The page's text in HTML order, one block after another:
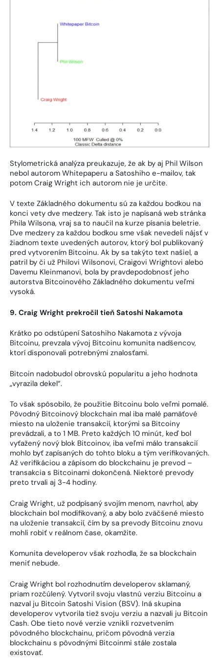
Stylometrická analýza preukazuje, že ak by aj Phil Wilson
nebol autorom Whitepaperu a Satoshiho e-mailov, tak
potom Craig Wright ich autorom nie je určite.
V texte Základného dokumentu sú za každou bodkou na
konci vety dve medzery. Tak isto je napísaná web stránka
Phila Wilsona, vraj sa to naučil na kurze písania beletrie.
Dve medzery za každou bodkou sme však nevedeli nájsť v
žiadnom texte uvedených autorov, ktorý bol publikovaný
pred vytvorením Bitcoinu. Ak by sa takýto text našiel, a
patril by či už Philovi Wilsonovi, Craigovi Wrightovi alebo
Davemu Kleinmanovi, bola by pravdepodobnosť jeho
autorstva Bitcoinového Základného dokumentu veľmi
vysoká.
9. Craig Wright prekročil tieň Satoshi Nakamota
Krátko po odstúpení Satoshiho Nakamota z vývoja
Bitcoinu, prevzala vývoj Bitcoinu komunita nadšencov,
ktorí disponovali potrebnými znalosťami.
Bitcoin nadobudol obrovskú popularitu a jeho hodnota
„vyrazila dekel“.
To však spôsobilo, že použitie Bitcoinu bolo veľmi pomalé.
Pôvodný Bitcoinový blockchain mal iba malé pamäťové
miesto na uloženie transakcií, ktorými sa Bitcoiny
prevádzali, a to 1 MB. Preto každých 10 minút, keď bol
vyťažený nový blok Bitcoinov, iba veľmi málo transakcií
mohlo byť zapísaných do tohto bloku a tým verifikovaných.
Až verifikáciou a zápisom do blockchainu je prevod –
transakcia s Bitcoinami dokončená. Niektoré prevody
preto trvali aj 3-4 hodiny.
Craig Wright, už podpísaný svojím menom, navrhol, aby
blockchain bol modifikovaný, a aby bolo zväčšené miesto
na uloženie transakcií, čím by sa prevody Bitcoinu znovu
mohli robiť v reálnom čase, okamžite.
Komunita developerov však rozhodla, že sa blockchain
meniť nebude.
Craig Wright bol rozhodnutím developerov sklamaný,
priam rozčúlený. Vytvoril svoju vlastnú verziu Bitcoinu a
nazval ju Bitcoin Satoshi Vision (BSV). Iná skupina
developerov vytvorila tiež svoju verziu a nazvali ju Bitcoin
Cash. Obe tieto nové verzie vznikli rozvetvením
pôvodného blockchainu, pričom pôvodná verzia
blockchainu s pôvodnými Bitcoinmi stále zostala
existovať.